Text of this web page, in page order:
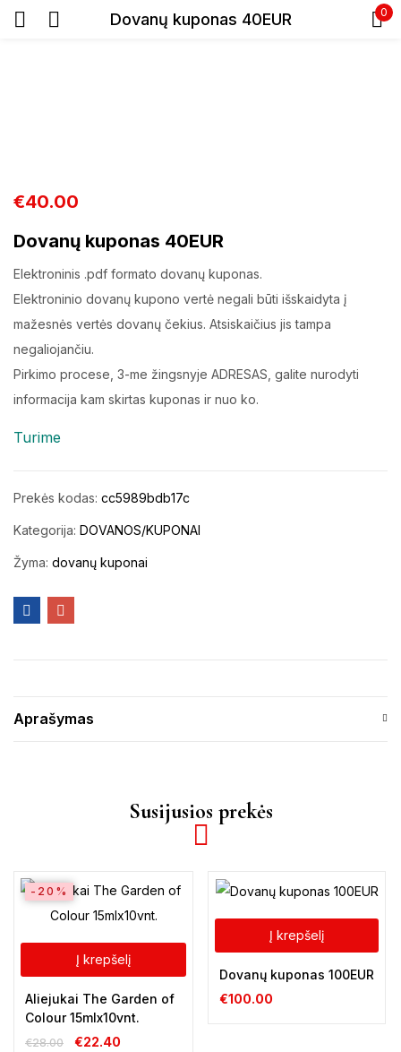
Dovanų kuponas 40EUR 0
€40.00
Dovanų kuponas 40EUR
Elektroninis .pdf formato dovanų kuponas.
Elektroninio dovanų kupono vertė negali būti išskaidyta į
mažesnės vertės dovanų čekius. Atsiskaičius jis tampa
negaliojančiu.
Pirkimo procese, 3-me žingsnyje ADRESAS, galite nurodyti
informacija kam skirtas kuponas ir nuo ko.
Turime
Prekės kodas: cc5989bdb17c
Kategorija: DOVANOS/KUPONAI
Žyma: dovanų kuponai
Aprašymas
Susijusios prekės
Į krepšelį
-20%
Aliejukai The Garden of
Colour 15mlx10vnt.
€28.00 €22.40
Į krepšelį
Dovanų kuponas 100EUR
€100.00
Prisiminti slaptažodį
Pamiršote slaptažodį?
Prisijungti